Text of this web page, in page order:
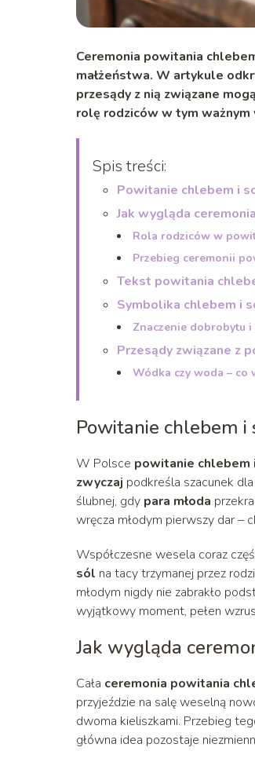
Ceremonia powitania
małżeństwa. W artykule
przesądy z nią związane
rolę rodziców w tym ważnym
Spis treści:
Powitanie chlebem i
Jak wygląda
Rola rodziców w
Przebieg ceremonii
Tekst powitania
Symbolika chlebem i
Znaczenie dobrobytu i
Przesądy związane z
Wódka czy woda – co
Powitanie chlebem i
W Polsce powitanie chlebem
zwyczaj podkreśla szacunek
ślubnej, gdy para młoda
wręcza młodym pierwszy dar –
Współczesne wesela coraz
sól na tacy trzymanej przez
młodym nigdy nie zabrakło
wyjątkowy moment, pełen
Jak wygląda
Cała ceremonia powitania
przyjeździe na salę weselną
dwoma kieliszkami. Przebieg
główna idea pozostaje